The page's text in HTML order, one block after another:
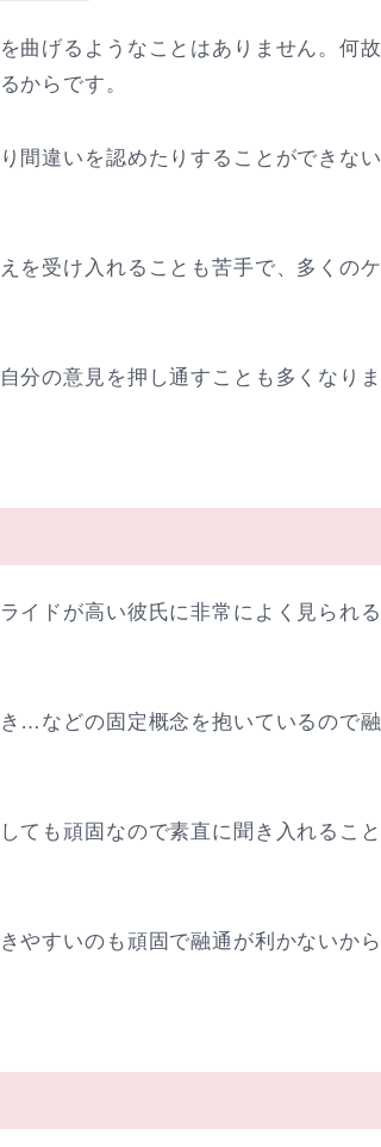
曲げるようなことはありません。何故
からです。
間違いを認めたりすることができない
を受け入れることも苦手で、多くのケ
分の意見を押し通すことも多くなりま
イドが高い彼氏に非常によく見られる
…などの固定概念を抱いているので融
ても頑固なので素直に聞き入れること
やすいのも頑固で融通が利かないから